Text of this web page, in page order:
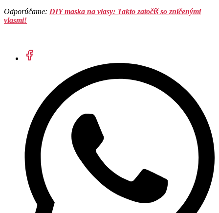
Odporúčame: DIY maska na vlasy: Takto zatočíš so zničenými
vlasmi!